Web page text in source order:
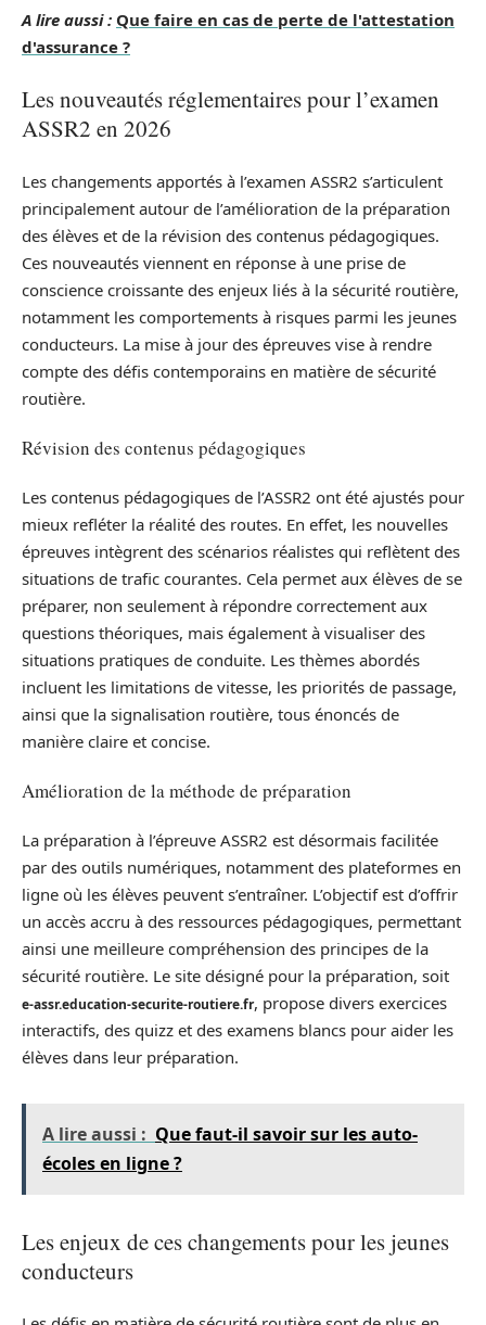
A lire aussi : Que faire en cas de perte de l'attestation
d'assurance ?
Les nouveautés réglementaires pour l’examen
ASSR2 en 2026
Les changements apportés à l’examen ASSR2 s’articulent
principalement autour de l’amélioration de la préparation
des élèves et de la révision des contenus pédagogiques.
Ces nouveautés viennent en réponse à une prise de
conscience croissante des enjeux liés à la sécurité routière,
notamment les comportements à risques parmi les jeunes
conducteurs. La mise à jour des épreuves vise à rendre
compte des défis contemporains en matière de sécurité
routière.
Révision des contenus pédagogiques
Les contenus pédagogiques de l’ASSR2 ont été ajustés pour
mieux refléter la réalité des routes. En effet, les nouvelles
épreuves intègrent des scénarios réalistes qui reflètent des
situations de trafic courantes. Cela permet aux élèves de se
préparer, non seulement à répondre correctement aux
questions théoriques, mais également à visualiser des
situations pratiques de conduite. Les thèmes abordés
incluent les limitations de vitesse, les priorités de passage,
ainsi que la signalisation routière, tous énoncés de
manière claire et concise.
Amélioration de la méthode de préparation
La préparation à l’épreuve ASSR2 est désormais facilitée
par des outils numériques, notamment des plateformes en
ligne où les élèves peuvent s’entraîner. L’objectif est d’offrir
un accès accru à des ressources pédagogiques, permettant
ainsi une meilleure compréhension des principes de la
sécurité routière. Le site désigné pour la préparation, soit
e-assr.education-securite-routiere.fr, propose divers exercices
interactifs, des quizz et des examens blancs pour aider les
élèves dans leur préparation.
A lire aussi : Que faut-il savoir sur les auto-
écoles en ligne ?
Les enjeux de ces changements pour les jeunes
conducteurs